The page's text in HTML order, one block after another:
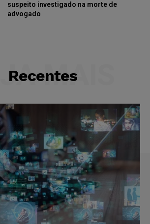
suspeito investigado na morte de
advogado
Recentes
MAIS